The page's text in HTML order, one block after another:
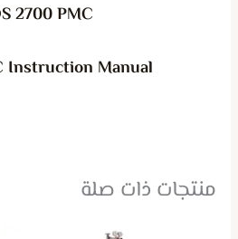
2700 PMC
Instruction Manual
منتجات ذات صلة